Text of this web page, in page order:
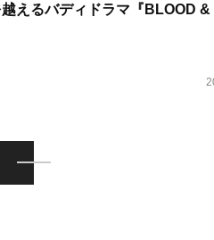
えるバディドラマ『BLOOD &